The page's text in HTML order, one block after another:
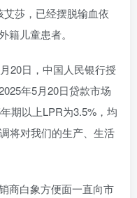
莎，已经摆脱输血依
籍儿童患者。
20日，中国人民银行授
年5月20日贷款市场
期以上LPR为3.5%，均
将对我们的生产、生活
商白象方便面一直向市